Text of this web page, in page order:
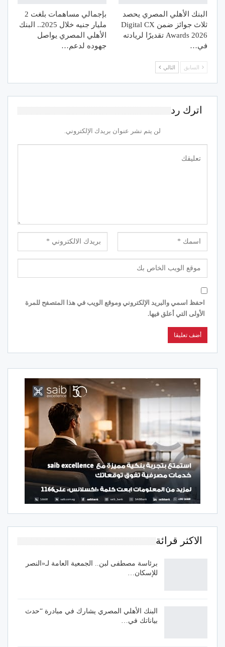
البنك الأهلي المصري يحصد
ثلاث جوائز ضمن Digital CX
Awards 2026 تقديرًا لريادته
في…
بإجمالي مساهمات بلغت 2
مليار جنيه خلال 2025.. البنك
الأهلي المصري يواصل
جهوده لدعم…
السابق التالي
اترك رد
لن يتم نشر عنوان بريدك الإلكتروني.
احفظ اسمي والبريد الإلكتروني وموقع الويب في هذا المتصفح للمرة
الأولى التي أعلق فيها.
الاكثر قرائة
برئاسة مصطفى لبن.. الجمعية العامة لـ«النصر
للإسكان…
البنك الأهلي المصري يشارك في مبادرة “حدث
بياناتك في…